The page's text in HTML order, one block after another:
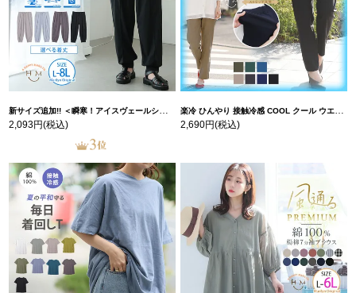
新サイズ追加!! ＜瞬寒！アイスヴェールシリーズ＞ 美脚 ジョガーパンツ 【ウェストゴム】 【ストレッチ】 | 大きいサイズの通販ならハッピーマリリン
2,093円(税込)
楽冷 ひんやり 接触冷感 COOL クール ウエストゴム 楽ちん ストレッチ 美脚 レギパン 【ストレッチ】 | 大きいサイズの通販ならハッピーマリリン
2,690円(税込)